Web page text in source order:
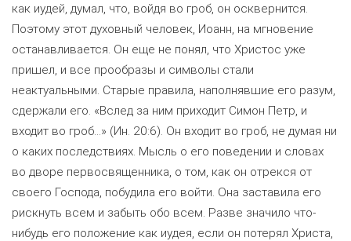
как иудей, думал, что, войдя во гроб, он осквернится.
Поэтому этот духовный человек, Иоанн, на мгновение
останавливается. Он еще не понял, что Христос уже
пришел, и все прообразы и символы стали
неактуальными. Старые правила, наполнявшие его разум,
сдержали его. «Вслед за ним приходит Симон Петр, и
входит во гроб…» (Ин. 20:6). Он входит во гроб, не думая ни
о каких последствиях. Мысль о его поведении и словах
во дворе первосвященника, о том, как он отрекся от
своего Господа, побудила его войти. Она заставила его
рискнуть всем и забыть обо всем. Разве значило что-
нибудь его положение как иудея, если он потерял Христа,